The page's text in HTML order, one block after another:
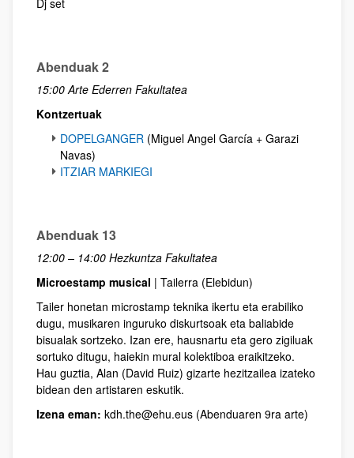
Dj set
Abenduak 2
15:00 Arte Ederren Fakultatea
Kontzertuak
DOPELGANGER (Miguel Angel García + Garazi
Navas)
ITZIAR MARKIEGI
Abenduak 13
12:00 – 14:00 Hezkuntza Fakultatea
Microestamp musical | Tailerra (Elebidun)
Tailer honetan microstamp teknika ikertu eta erabiliko
dugu, musikaren inguruko diskurtsoak eta baliabide
bisualak sortzeko. Izan ere, hausnartu eta gero zigiluak
sortuko ditugu, haiekin mural kolektiboa eraikitzeko.
Hau guztia, Alan (David Ruiz) gizarte hezitzailea izateko
bidean den artistaren eskutik.
Izena eman: kdh.the@ehu.eus (Abenduaren 9ra arte)